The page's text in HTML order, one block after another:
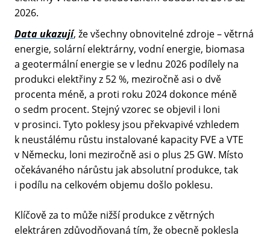
2026.
Data ukazují, že všechny obnovitelné zdroje – větrná
energie, solární elektrárny, vodní energie, biomasa
a geotermální energie se v lednu 2026 podílely na
produkci elektřiny z 52 %, meziročně asi o dvě
procenta méně, a proti roku 2024 dokonce méně
o sedm procent. Stejný vzorec se objevil i loni
v prosinci. Tyto poklesy jsou překvapivé vzhledem
k neustálému růstu instalované kapacity FVE a VTE
v Německu, loni meziročně asi o plus 25 GW. Místo
očekávaného nárůstu jak absolutní produkce, tak
i podílu na celkovém objemu došlo poklesu.
Klíčově za to může nižší produkce z větrných
elektráren zdůvodňovaná tím, že obecně poklesla